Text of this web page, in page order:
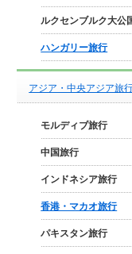
ルクセンブルク大公
ハンガリー旅行
アジア・中央アジア旅
モルディブ旅行
中国旅行
インドネシア旅行
香港・マカオ旅行
パキスタン旅行